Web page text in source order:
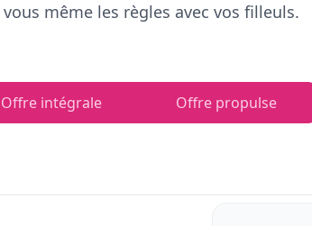
même les règles avec vos filleuls.
Offre intégrale Offre propulse